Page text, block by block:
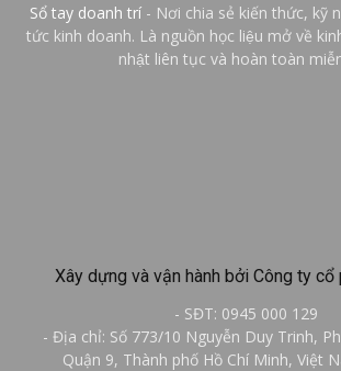
Sổ tay doanh trí - Nơi chia sẻ kiến thức, kỹ
tức kinh doanh. Là nguồn học liệu mở về
nhật liên tục và hoàn toàn
Xây dựng và vận hành bởi Công ty
- SĐT: 0945 000 129
- Địa chỉ: Số 773/10 Nguyễn Duy Trinh,
Quận 9, Thành phố Hồ Chí Minh, Việt